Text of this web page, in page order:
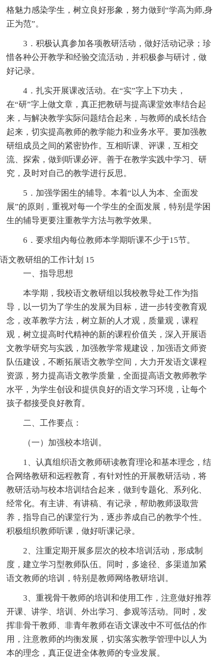
格魅力感染学生，树立良好形象，努力做到“学高为师,身
正为范”。
3．积极认真参加各项教研活动，做好活动记录；珍
惜各种公开教学和经验交流活动，并积极参与研讨，做
好记录。
4．扎实开展课改活动。在“实”字上下功夫，
在“研”字上做文章，真正把教研与提高课堂效率结合起
来，与解决教学实际问题结合起来，与教师的成长结合
起来，切实提高教师的教学能力和业务水平。要加强教
研组成员之间的紧密协作。互相听课、评课，互相交
流、探索，做到听课必评。善于在教学实践中学习、研
究，及时对自己的教学进行反思。
5．加强学困生的辅导。本着“以人为本、全面发
展”的原则，重视对每一个学生的全面发展，特别是学困
生的辅导更要注重教学方法与教学效果。
6．要求组内每位教师本学期听课不少于15节。
语文教研组的工作计划 15
一、指导思想
本学期，我校语文教研组以我校教导处工作为指
导，以一切为了学生的发展为目标，进一步转变教育观
念，改革教学方法，树立新的人才观，质量观，课程
观，树立提高时代精神的新的课程价值关，深入开展语
文教学研究与实践，加强教学常规建设，加强语文师资
队伍建设，不断拓展语文教学空间，大力开发语文课程
资源，努力提高语文教学质量，全面提高语文教师教学
水平，为学生创设和提供良好的语文学习环境，让每个
孩子都接受良好教育。
二、工作要点：
（一）加强校本培训。
1、认真组织语文教师研读教育理论和基本理念，结
合网络教研和远程教育，有针对性的开展教研活动，将
教研活动与校本培训结合起来，做到专题化、系列化、
经常化。有主讲、有讲稿、有记录，帮助教师汲取营
养，指导自己的课堂行为，逐步养成自己的教学个性。
积极组织教师听课，做好听课记录。
2、注重定期开展多层次的校本培训活动，形成制
度，建立学习型教师队伍。同时，多途径、多渠道加紧
语文教师的培训，特别是教师网络教研培训。
3、重视骨干教师的培训和使用工作，注意做好推荐
开课、讲学、培训、外出学习、参观等活动。同时，发
挥非骨干教师、非青年教师在语文课改中不可低估的作
用，注意教师的均衡发展，切实落实教学管理中以人为
本的理念，真正促进全体教师的专业发展。